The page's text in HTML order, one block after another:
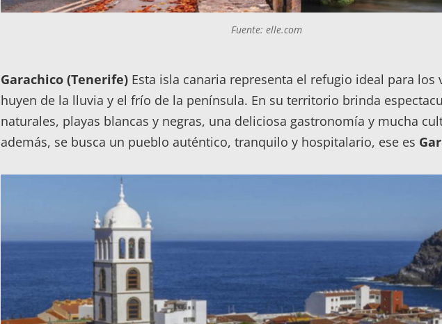
Fuente: elle.com
Garachico (Tenerife) Esta isla canaria representa el refugio ideal para los
huyen de la lluvia y el frío de la península. En su territorio brinda
naturales, playas blancas y negras, una deliciosa gastronomía y mucha
además, se busca un pueblo auténtico, tranquilo y hospitalario, ese es